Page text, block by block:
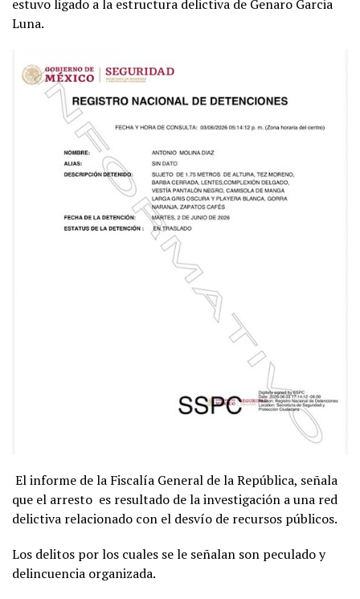
estuvo ligado a la estructura delictiva de Genaro Garcia
Luna.
El informe de la Fiscalía General de la República, señala
que el arresto es resultado de la investigación a una red
delictiva relacionado con el desvío de recursos públicos.
Los delitos por los cuales se le señalan son peculado y
delincuencia organizada.